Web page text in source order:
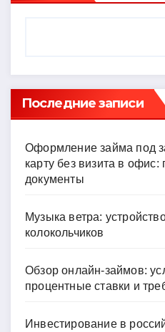
Последние записи
Оформление займа под
карту без визита в
документы
Музыка ветра:
колокольчиков
Обзор онлайн-займов:
процентные ставки и
Инвестирование в